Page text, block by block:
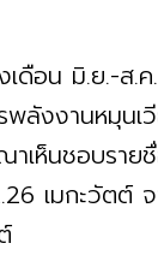
ดือน มิ.ย.-ส.
ลังงานหมุนเ
เห็นชอบราย
เมกะวัตต์